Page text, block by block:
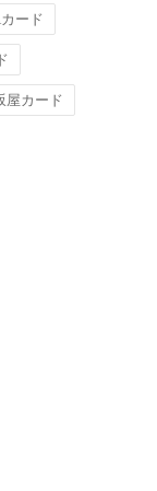
ード
屋カード